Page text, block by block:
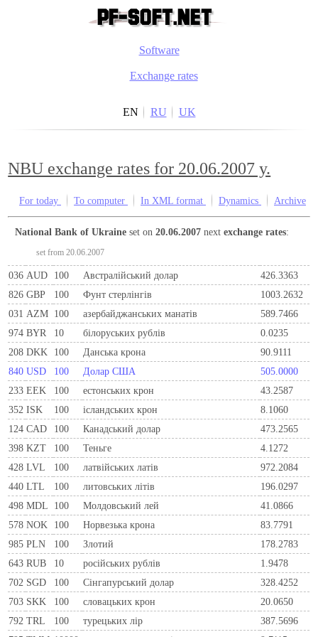
Software
Exchange rates
EN RU UK
NBU exchange rates for 20.06.2007 y.
For today To computer In XML format Dynamics Archive
National Bank of Ukraine set on20.06.2007 nextexchange rates:
set from 20.06.2007
036 AUD 100 Австралійський долар
426.3363
826 GBP 100 Фунт стерлінгів
1003.2632
031 AZM 100 азербайджанських манатів
589.7466
974 BYR 10 білоруських рублів
0.0235
208 DKK 100 Данська крона
90.9111
840 USD 100 Долар США
505.0000
233 EEK 100 естонських крон
43.2587
352 ISK 100 ісландських крон
8.1060
124 CAD 100 Канадський долар
473.2565
398 KZT 100 Теньге
4.1272
428 LVL 100 латвійських латів
972.2084
440 LTL 100 литовських літів
196.0297
498 MDL 100 Молдовський лей
41.0866
578 NOK 100 Норвезька крона
83.7791
985 PLN 100 Злотий
178.2783
643 RUB 10 російських рублів
1.9478
702 SGD 100 Сінгапурський долар
328.4252
703 SKK 100 словацьких крон
20.0650
792 TRL 100 турецьких лір
387.5696